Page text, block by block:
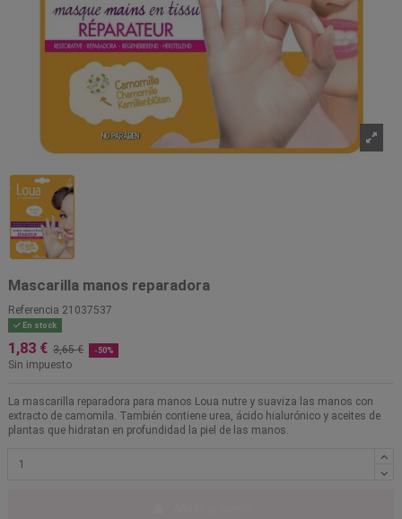
Mascarilla manos reparadora
Referencia 21037537
En stock
1,83 € 3,65 € -50%
Sin impuesto
La mascarilla reparadora para manos Loua nutre y suaviza las manos con
extracto de camomila. También contiene urea, ácido hialurónico y aceites de
plantas que hidratan en profundidad la piel de las manos.